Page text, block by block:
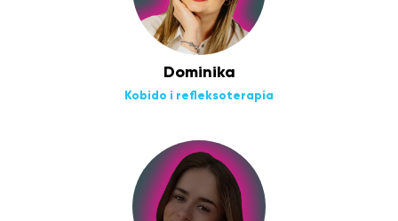
Dominika
Kobido i refleksoterapia